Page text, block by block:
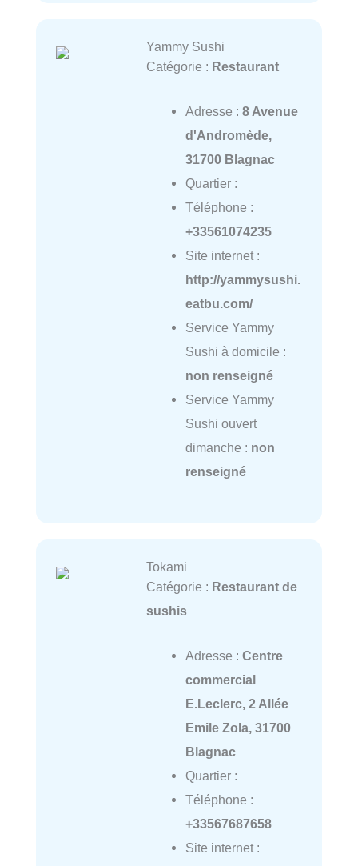
Yammy Sushi
Catégorie : Restaurant
Adresse : 8 Avenue
d'Andromède,
31700 Blagnac
Quartier :
Téléphone :
+33561074235
Site internet :
http://yammysushi.
eatbu.com/
Service Yammy
Sushi à domicile :
non renseigné
Service Yammy
Sushi ouvert
dimanche : non
renseigné
Tokami
Catégorie : Restaurant de
sushis
Adresse : Centre
commercial
E.Leclerc, 2 Allée
Emile Zola, 31700
Blagnac
Quartier :
Téléphone :
+33567687658
Site internet :